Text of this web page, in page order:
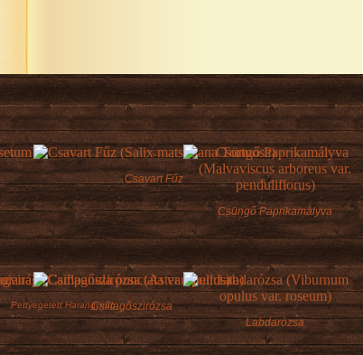
Csavart Fűz
Csüngő Paprikamályva
Pettyegetett HarangvirágCsillagőszirózsa
Labdarózsa